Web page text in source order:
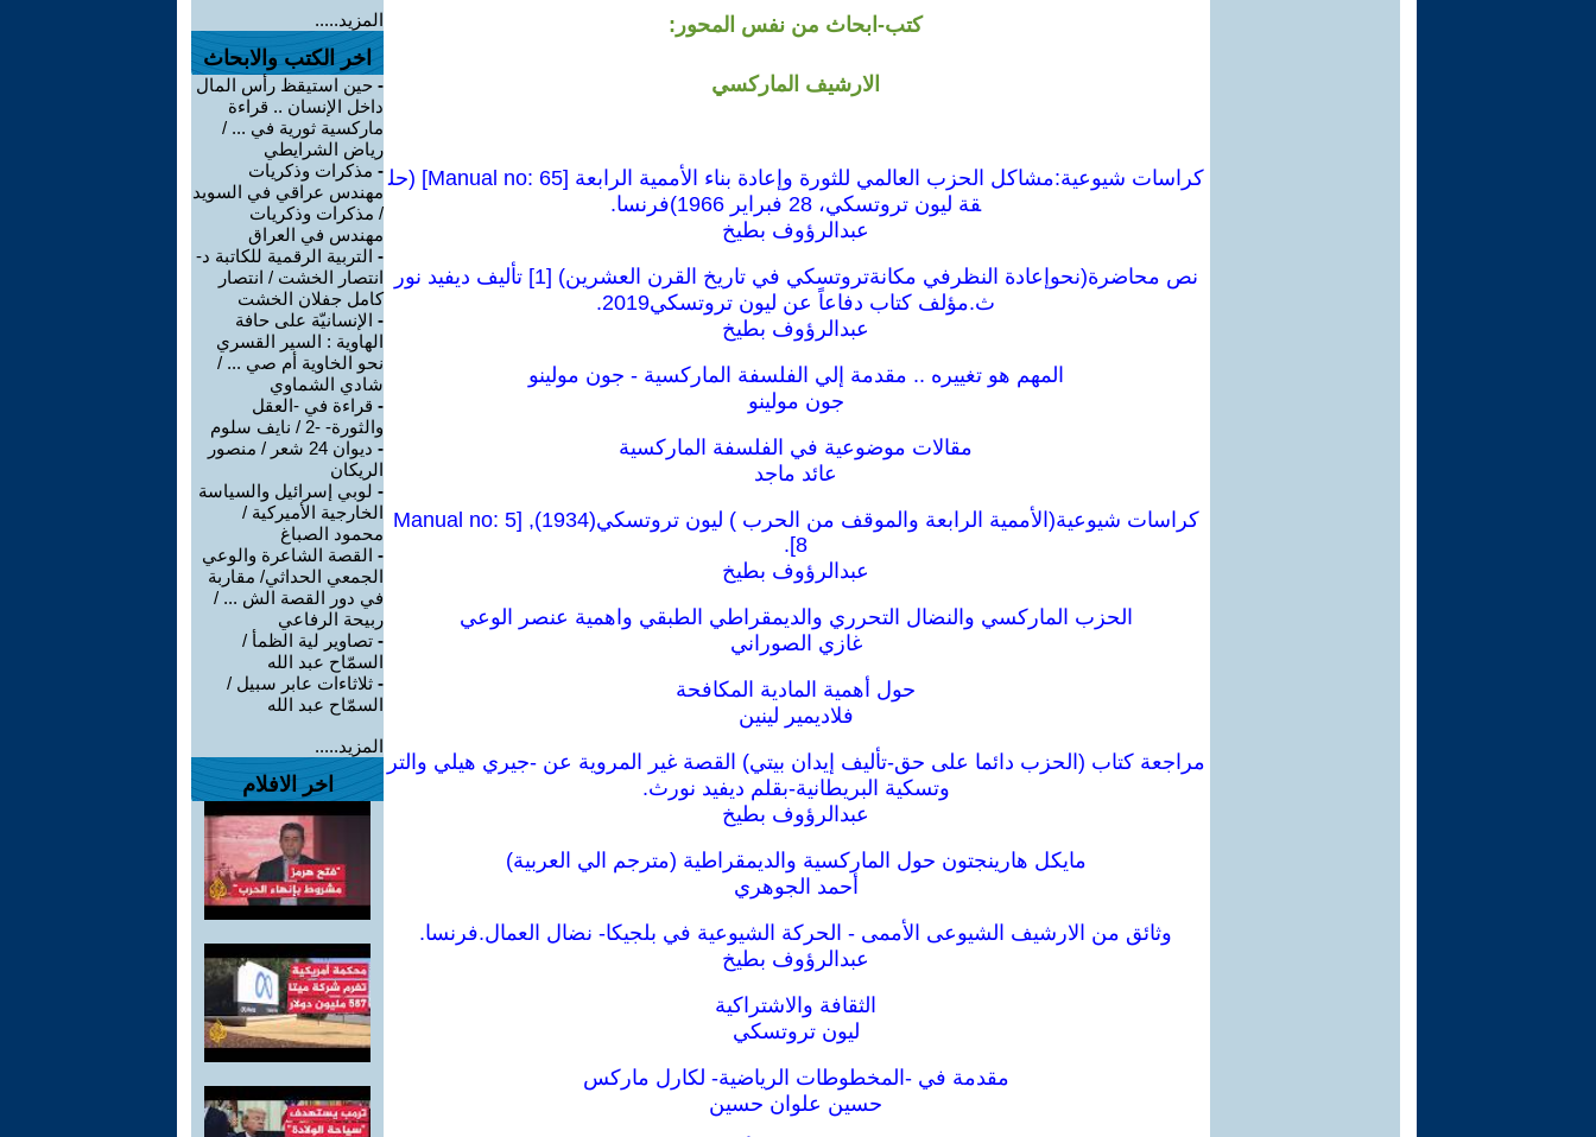
كتب-ابحاث من نفس المحور:
الارشيف الماركسي
كراسات شيوعية:مشاكل الحزب العالمي للثورة وإعادة بناء الأممية الرابعة [Manual no: 65] (حل
قة ليون تروتسكي، 28 فبراير 1966)فرنسا.
عبدالرؤوف بطيخ
نص محاضرة(نحوإعادة النظرفي مكانةتروتسكي في تاريخ القرن العشرين) [1] تأليف ديفيد نور
ث.مؤلف كتاب دفاعاً عن ليون تروتسكي2019.
عبدالرؤوف بطيخ
المهم هو تغييره .. مقدمة إلي الفلسفة الماركسية - جون مولينو
جون مولينو
مقالات موضوعية في الفلسفة الماركسية
عائد ماجد
كراسات شيوعية(الأممية الرابعة والموقف من الحرب ) ليون تروتسكي(1934), [Manual no: 5
8].
عبدالرؤوف بطيخ
الحزب الماركسي والنضال التحرري والديمقراطي الطبقي واهمية عنصر الوعي
غازي الصوراني
حول أهمية المادية المكافحة
فلاديمير لينين
مراجعة كتاب (الحزب دائما على حق-تأليف إيدان بيتي) القصة غير المروية عن -جيري هيلي والتر
وتسكية البريطانية-بقلم ديفيد نورث.
عبدالرؤوف بطيخ
مايكل هارينجتون حول الماركسية والديمقراطية (مترجم الي العربية)
أحمد الجوهري
وثائق من الارشيف الشيوعى الأممى - الحركة الشيوعية في بلجيكا- نضال العمال.فرنسا.
عبدالرؤوف بطيخ
الثقافة والاشتراكية
ليون تروتسكي
مقدمة في -المخطوطات الرياضية- لكارل ماركس
حسين علوان حسين
المزيد.....
اخر الكتب والابحاث
- حين استيقظ رأس المال
داخل الإنسان .. قراءة
ماركسية ثورية في ... /
رياض الشرايطي
- مذكرات وذكريات
مهندس عراقي في السويد
/ مذكرات وذكريات
مهندس في العراق
- التربية الرقمية للكاتبة د-
انتصار الخشت / انتصار
كامل جفلان الخشت
- الإنسانيّة على حافة
الهاوية : السير القسري
نحو الخاوية أم صي ... /
شادي الشماوي
- قراءة في -العقل
والثورة- -2 / نايف سلوم
-
ديوان 24 شعر / منصور
الريكان
- لوبي إسرائيل والسياسة
الخارجية الأميركية /
محمود الصباغ
- القصة الشاعرة والوعي
الجمعي الحداثي/ مقاربة
في دور القصة الش ... /
ربيحة الرفاعي
- تصاوير لية الظمأ /
السمّاح عبد الله
- ثلاثاءات عابر سبيل /
السمّاح عبد الله
المزيد.....
اخر الافلام